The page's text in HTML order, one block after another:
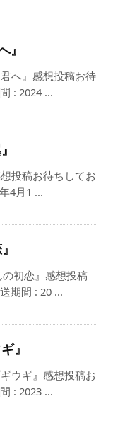
』
へ』感想投稿お待
: 2024 ...
投稿お待ちしてお
4月1 ...
初恋』感想投稿
期間 : 20 ...
』
ウギ』感想投稿お
: 2023 ...